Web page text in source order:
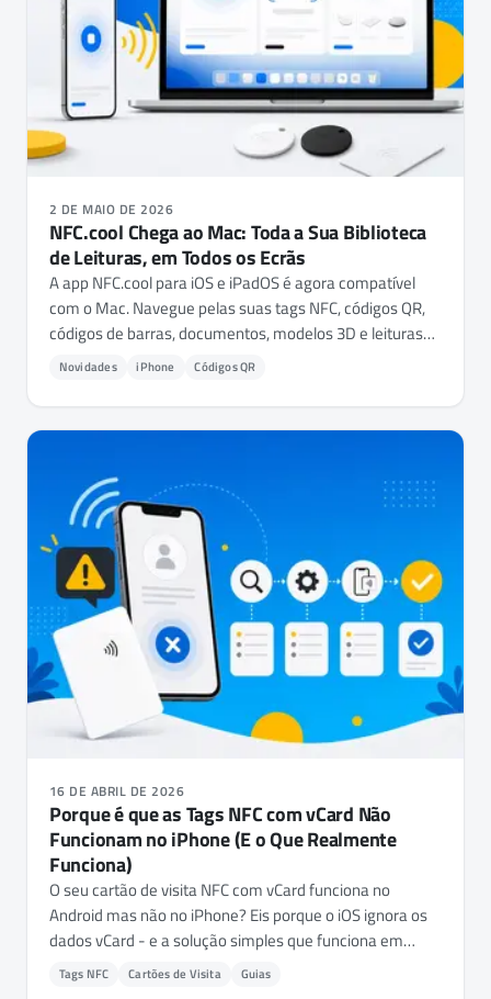
2 DE MAIO DE 2026
NFC.cool Chega ao Mac: Toda a Sua Biblioteca
de Leituras, em Todos os Ecrãs
A app NFC.cool para iOS e iPadOS é agora compatível
com o Mac. Navegue pelas suas tags NFC, códigos QR,
códigos de barras, documentos, modelos 3D e leituras
de divisões - tudo sincronizado via iCloud. Além disso:
de barras.
Novidades iPhone Códigos QR
16 DE ABRIL DE 2026
Porque é que as Tags NFC com vCard Não
Funcionam no iPhone (E o Que Realmente
Funciona)
O seu cartão de visita NFC com vCard funciona no
Android mas não no iPhone? Eis porque o iOS ignora os
dados vCard - e a solução simples que funciona em
todos os telemóveis.
Tags NFC Cartões de Visita Guias